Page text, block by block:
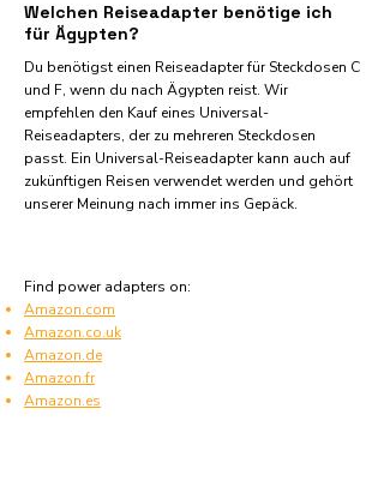
Welchen Reiseadapter benötige ich
für Ägypten?
Du benötigst einen Reiseadapter für Steckdosen C
und F, wenn du nach Ägypten reist. Wir
empfehlen den Kauf eines Universal-
Reiseadapters, der zu mehreren Steckdosen
passt. Ein Universal-Reiseadapter kann auch auf
zukünftigen Reisen verwendet werden und gehört
unserer Meinung nach immer ins Gepäck.
Find power adapters on:
Amazon.com
Amazon.co.uk
Amazon.de
Amazon.fr
Amazon.es